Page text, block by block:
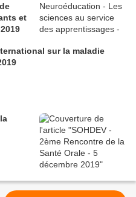
et
sur la maladie